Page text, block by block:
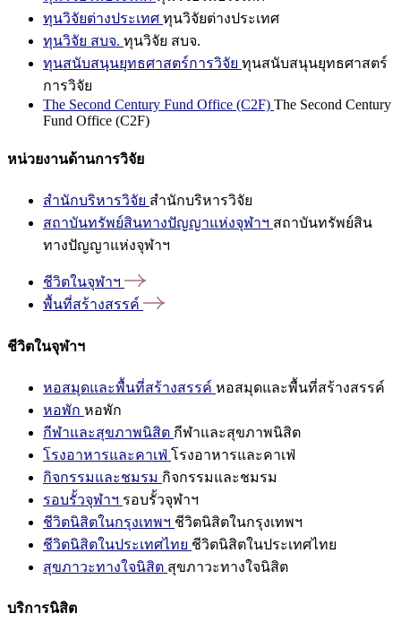
ทุนวิจัยต่างประเทศ ทุนวิจัยต่างประเทศ
ทุนวิจัย สบจ. ทุนวิจัย สบจ.
ทุนสนับสนุนยุทธศาสตร์การวิจัย ทุนสนับสนุนยุทธศาสตร์
การวิจัย
The Second Century Fund Office (C2F) The Second Century
Fund Office (C2F)
หน่วยงานด้านการวิจัย
สำนักบริหารวิจัย สำนักบริหารวิจัย
สถาบันทรัพย์สินทางปัญญาแห่งจุฬาฯ สถาบันทรัพย์สิน
ทางปัญญาแห่งจุฬาฯ
ชีวิตในจุฬาฯ
พื้นที่สร้างสรรค์
ชีวิตในจุฬาฯ
หอสมุดและพื้นที่สร้างสรรค์ หอสมุดและพื้นที่สร้างสรรค์
หอพัก หอพัก
กีฬาและสุขภาพนิสิต กีฬาและสุขภาพนิสิต
โรงอาหารและคาเฟ่ โรงอาหารและคาเฟ่
กิจกรรมและชมรม กิจกรรมและชมรม
รอบรั้วจุฬาฯ รอบรั้วจุฬาฯ
ชีวิตนิสิตในกรุงเทพฯ ชีวิตนิสิตในกรุงเทพฯ
ชีวิตนิสิตในประเทศไทย ชีวิตนิสิตในประเทศไทย
สุขภาวะทางใจนิสิต สุขภาวะทางใจนิสิต
บริการนิสิต